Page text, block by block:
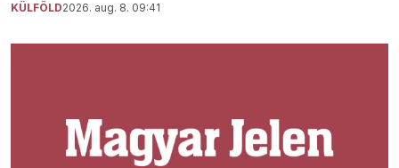
KÜLFÖLD2026. aug. 8. 09:41